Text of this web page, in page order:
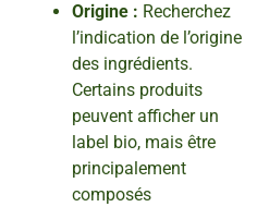
Origine : Recherchez
l’indication de l’origine
des ingrédients.
Certains produits
peuvent afficher un
label bio, mais être
principalement
composés